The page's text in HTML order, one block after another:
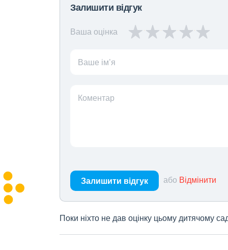
Залишити відгук
Ваша оцінка
Ваше ім’я
Коментар
Залишити відгук або Відмінити
Поки ніхто не дав оцінку цьому дитячому